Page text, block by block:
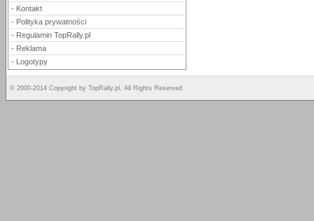
- Kontakt
- Polityka prywatności
- Regulamin TopRally.pl
- Reklama
- Logotypy
© 2000-2014 Copyright by TopRally.pl, All Rights Reserved